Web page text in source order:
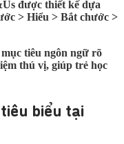
được thiết kế dựa
> Hiểu > Bắt chước >
tiêu ngôn ngữ rõ
thú vị, giúp trẻ học
biểu tại